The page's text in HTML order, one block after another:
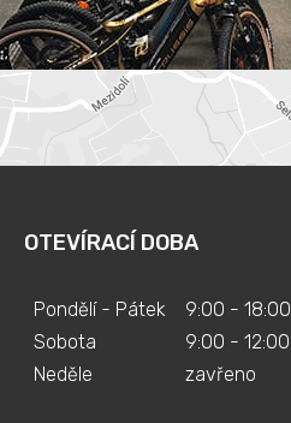
OTEVÍRACÍ DOBA
Pondělí - Pátek
Sobota
Neděle
9:00 - 18:00
9:00 - 12:00
zavřeno